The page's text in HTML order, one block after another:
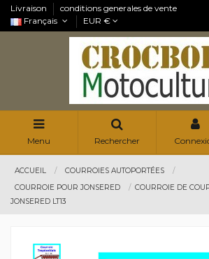
Livraison
conditions generales de vente
Français
EUR €
Menu Rechercher
ACCUEIL
COURROIES AUTOPORTÉES
COURROIE POUR JONSERED
COURROIE DE
JONSERED LT13